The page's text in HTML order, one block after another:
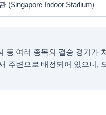
(Singapore Indoor Stadium)
여러 종목의 결승 경기가
주변으로 배정되어 있으니,